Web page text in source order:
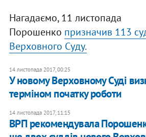
Нагадаємо, 11 листопада
Порошенко призначив 113
Верховного Суду.
14 листопада 2017, 00:25
У новому Верховному Суді
терміном початку роботи
14 листопада 2017, 11:15
ВРП рекомендувала